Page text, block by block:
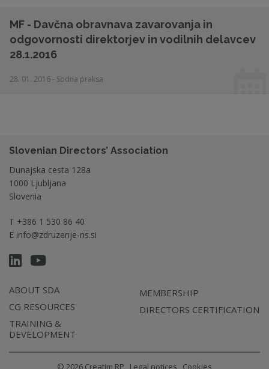
MF - Davčna obravnava zavarovanja in
odgovornosti direktorjev in vodilnih delavcev
28.1.2016
28. 01. 2016 - Sodna praksa
Slovenian Directors’ Association
Dunajska cesta 128a
1000 Ljubljana
Slovenia
T +386 1 530 86 40
E info@zdruzenje-ns.si
ABOUT SDA
CG RESOURCES
TRAINING &
DEVELOPMENT
MEMBERSHIP
DIRECTORS CERTIFICATION
© 2026 Creatim RP Legal notices Cookies